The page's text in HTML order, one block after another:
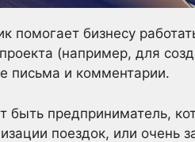
помогает бизнесу
(например, для
письма и комментарии.
быть предприниматель,
поездок, или очень